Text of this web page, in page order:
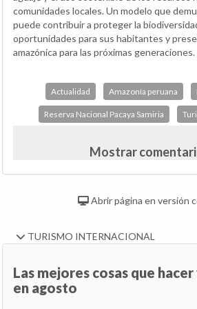
comunidades locales. Un modelo que
puede contribuir a proteger la
oportunidades para sus habitantes y
amazónica para las próximas generaciones.
Actualidad Amazonía peruana
Reserva Nacional Pacaya Samiria
Mostrar
Abrir página en versión
TURISMO INTERNACIONAL
Las mejores cosas que
en agosto